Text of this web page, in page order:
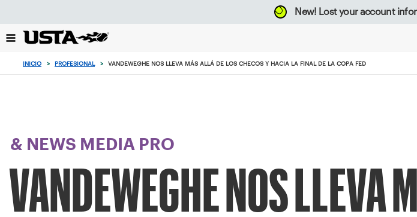
el
botón
New! Lost your account
INICIO > PROFESIONAL > VANDEWEGHE NOS LLEVA MÁS ALLÁ DE LOS CHECOS Y HACIA LA FINAL DE LA COPA FED
& NEWS MEDIA PRO
VANDEWEGHE NOS LLEVA